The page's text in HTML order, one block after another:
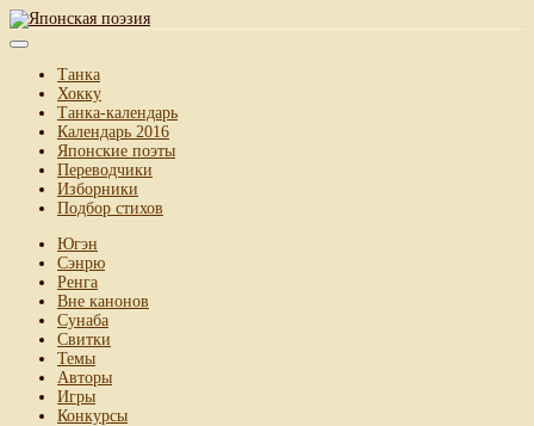
Танка
Хокку
Танка-календарь
Календарь 2016
Японские поэты
Переводчики
Изборники
Подбор стихов
Югэн
Сэнрю
Ренга
Вне канонов
Сунаба
Свитки
Темы
Авторы
Игры
Конкурсы